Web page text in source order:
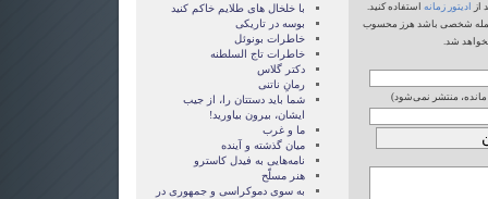
از
ادیتور زمانه استفاده کنید.
حمله شخصی باشد هرز محسوب
شد.
مانده، منتشر نمی‌شود)
با خلخال های طلایم خاکم کنید
بوسه در تاریکی
خاطرات بونوئل
خاطرات تاج السلطنه
دکتر گلاس
رمانِ ناتنی
شما بايد دستتان را، از جيب
ايشان، بيرون بياوريد!
ما و غرب
میان گذشته و آینده
نامه‌هایی به فیدل کاسترو
هنر مسلّح
‌به سوی دموکراسی و جمهوری در